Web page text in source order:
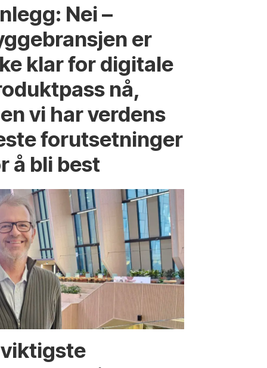
Nei –
er
klar for digitale
nå,
vi har verdens
forutsetninger
å bli best